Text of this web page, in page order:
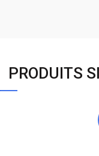
PRODUITS